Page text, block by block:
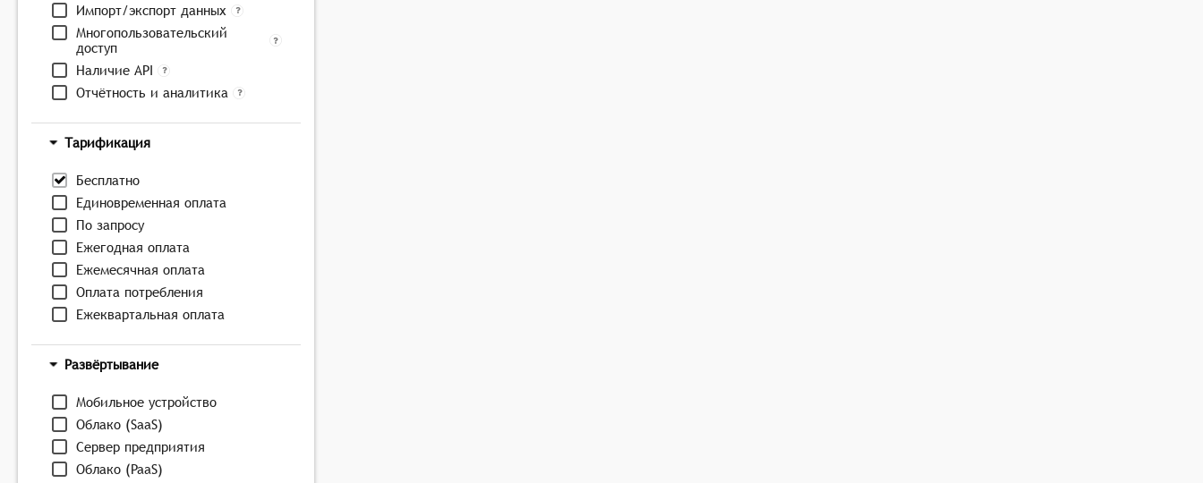
Импорт/экспорт данных
Многопользовательский
доступ
Наличие API
Отчётность и аналитика
Тарификация
Бесплатно
Единовременная оплата
По запросу
Ежегодная оплата
Ежемесячная оплата
Оплата потребления
Ежеквартальная оплата
Развёртывание
Мобильное устройство
Облако (SaaS)
Сервер предприятия
Облако (PaaS)